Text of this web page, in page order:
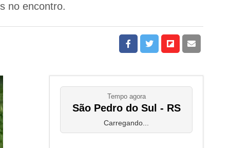
no encontro.
Tempo agora
São Pedro do Sul - RS
Carregando...